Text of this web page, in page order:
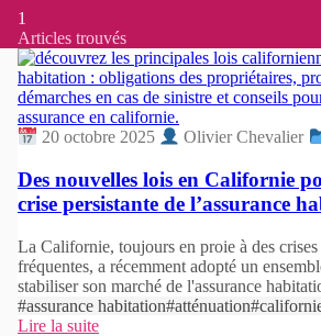
1
Articles trouvés
20 octobre 2025 Olivier Chevalier
Des nouvelles lois en Californie
crise persistante de l’assurance
La Californie, toujours en proie à des
fréquentes, a récemment adopté un
stabiliser son marché de l'assurance
#assurance habitation#atténuation
Lire la suite